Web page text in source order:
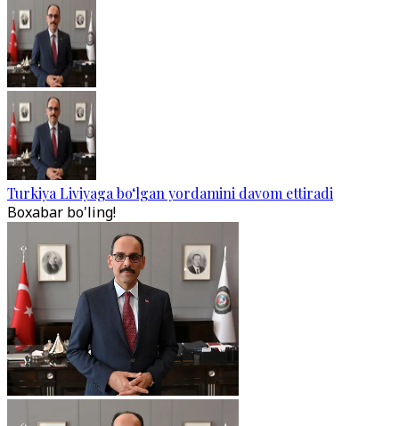
Turkiya Liviyaga bo‘lgan yordamini davom ettiradi
Boxabar bo'ling!